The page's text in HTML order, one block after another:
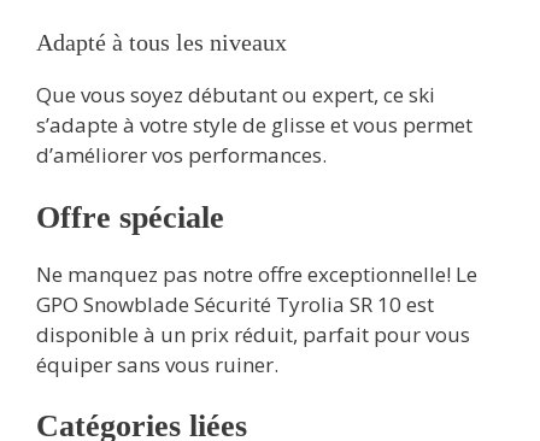
Adapté à tous les niveaux
Que vous soyez débutant ou expert, ce ski
s’adapte à votre style de glisse et vous permet
d’améliorer vos performances.
Offre spéciale
Ne manquez pas notre offre exceptionnelle! Le
GPO Snowblade Sécurité Tyrolia SR 10 est
disponible à un prix réduit, parfait pour vous
équiper sans vous ruiner.
Catégories liées